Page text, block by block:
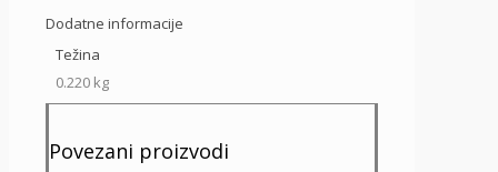
Dodatne informacije
Težina
0.220 kg
Povezani proizvodi